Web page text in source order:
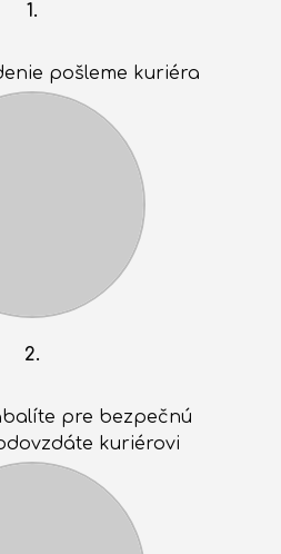
1.
pošleme kuriéra
2.
pre bezpečnú
kuriérovi